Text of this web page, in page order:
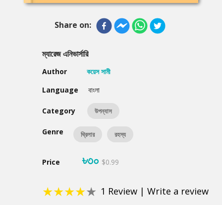
Share on:
ম্যারেজ এনিভার্সারি
Author
কয়েস সামী
Language
বাংলা
Category উপন্যাস
Genre থ্রিলার রহস্য
Price ৳৩০ $0.99
★★★★★ 1 Review | Write a review